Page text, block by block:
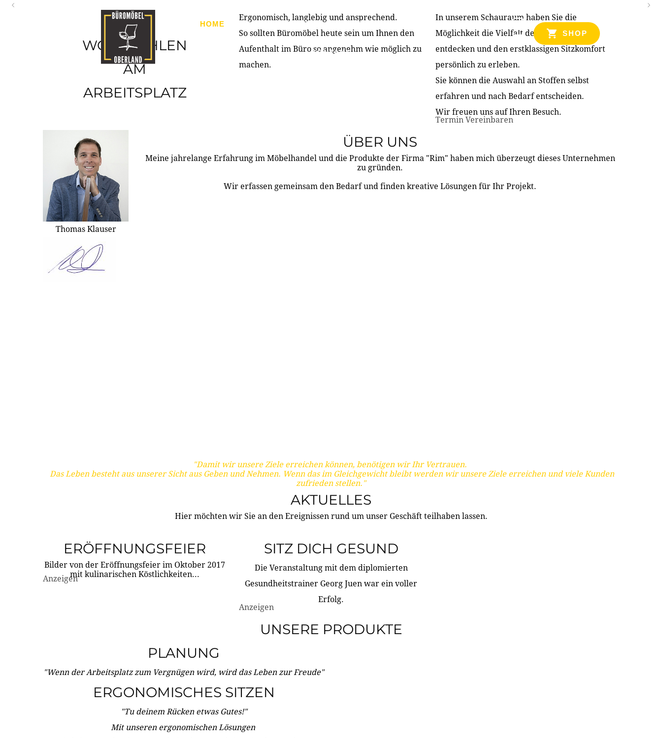
HOME PRODUKTE ÜBER UNS PARTNER & REFERENZEN
KONTAKT
SHOP
WOHLFÜHLEN
AM
ARBEITSPLATZ
Ergonomisch, langlebig und ansprechend.
So sollten Büromöbel heute sein um Ihnen den
Aufenthalt im Büro so angenehm wie möglich zu
machen.
In unserem Schauraum haben Sie die
Möglichkeit die Vielfalt der Produkte zu
entdecken und den erstklassigen Sitzkomfort
persönlich zu erleben.
Sie können die Auswahl an Stoffen selbst
erfahren und nach Bedarf entscheiden.
Wir freuen uns auf Ihren Besuch.
Termin Vereinbaren
Thomas Klauser
ÜBER UNS
Meine jahrelange Erfahrung im Möbelhandel und die Produkte der Firma "Rim" haben mich überzeugt dieses Unternehmen
zu gründen.
Wir erfassen gemeinsam den Bedarf und finden kreative Lösungen für Ihr Projekt.
"Damit wir unsere Ziele erreichen können, benötigen wir Ihr Vertrauen.
Das Leben besteht aus unserer Sicht aus Geben und Nehmen. Wenn das im Gleichgewicht bleibt werden wir unsere Ziele erreichen und viele Kunden
zufrieden stellen."
AKTUELLES
Hier möchten wir Sie an den Ereignissen rund um unser Geschäft teilhaben lassen.
ERÖFFNUNGSFEIER
Bilder von der Eröffnungsfeier im Oktober 2017
mit kulinarischen Köstlichkeiten...
Anzeigen
SITZ DICH GESUND
Die Veranstaltung mit dem diplomierten
Gesundheitstrainer Georg Juen war ein voller
Erfolg.
Anzeigen
UNSERE PRODUKTE
PLANUNG
"Wenn der Arbeitsplatz zum Vergnügen wird, wird das Leben zur Freude"
ERGONOMISCHES SITZEN
"Tu deinem Rücken etwas Gutes!"
Mit unseren ergonomischen Lösungen